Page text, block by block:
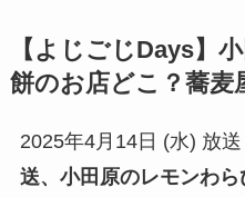
【 よじごじDays】
餅のお店どこ？蕎麦
2025年4月14日 (水) 放送
送、小田原のレモンわら